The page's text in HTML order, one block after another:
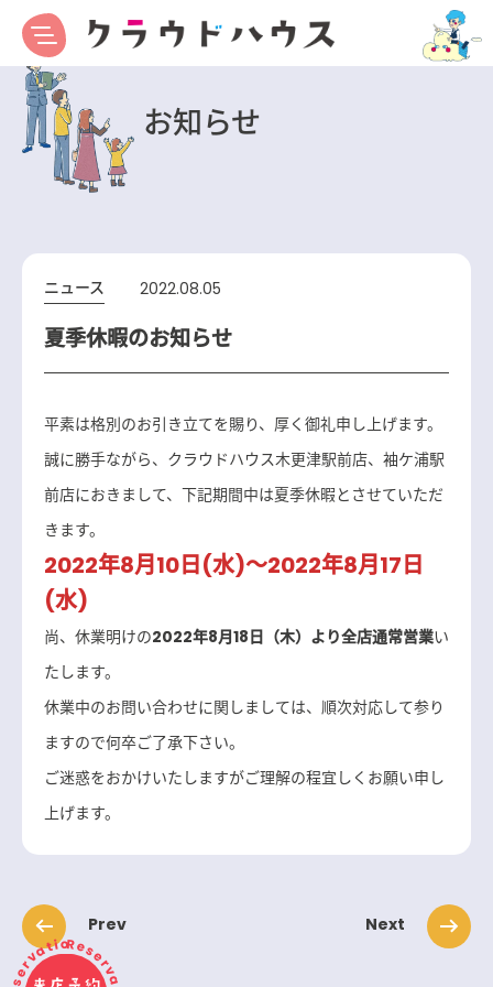
お知らせ
ニュース 2022.08.05
夏季休暇のお知らせ
平素は格別のお引き立てを賜り、厚く御礼申し上げます。
誠に勝手ながら、クラウドハウス木更津駅前店、袖ケ浦駅
前店におきまして、下記期間中は夏季休暇とさせていただ
きます。
2022年8月10日(水)～2022年8月17日
(水)
尚、休業明けの2022年8月18日（木）より全店通常営業い
たします。
休業中のお問い合わせに関しましては、順次対応して参り
ますので何卒ご了承下さい。
ご迷惑をおかけいたしますがご理解の程宜しくお願い申し
上げます。
Prev Next